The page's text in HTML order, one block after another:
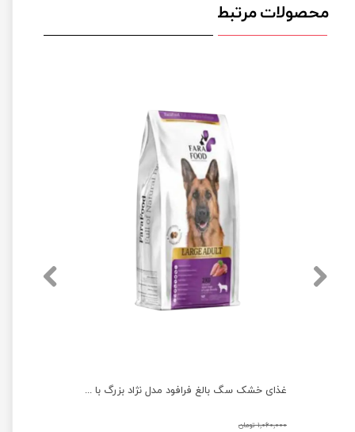
محصولات مرتبط
غذای خشک سگ بالغ فرافود مدل نژاد بزرگ با طعم مرغ و برنج وزن 2 کیلوگرم
۱,۰۶۰,۰۰۰ تومان